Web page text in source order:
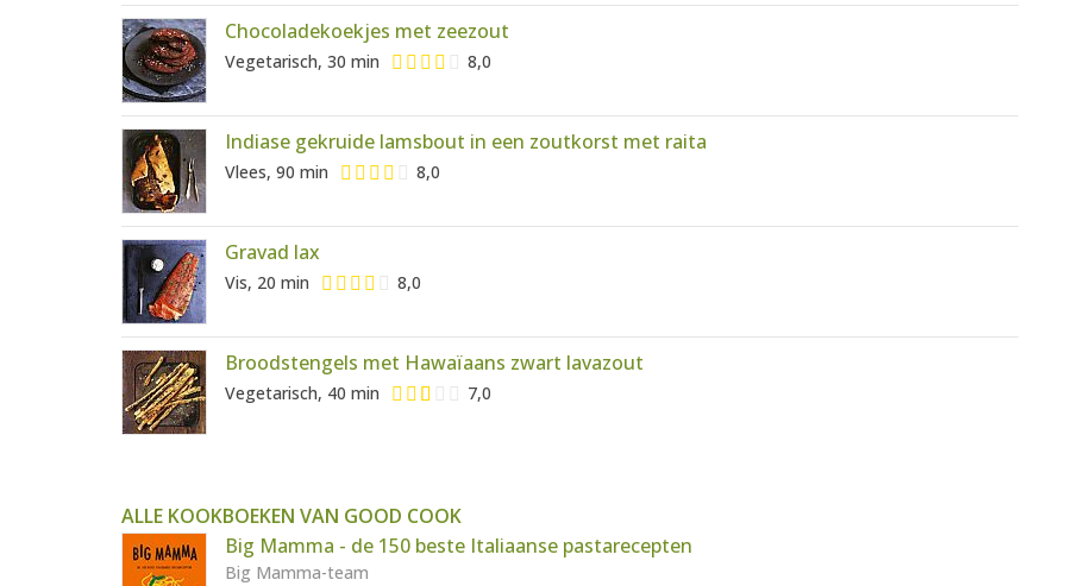
Chocoladekoekjes met zeezout
Vegetarisch, 30 min 8,0
Indiase gekruide lamsbout in een zoutkorst met raita
Vlees, 90 min 8,0
Gravad lax
Vis, 20 min 8,0
Broodstengels met Hawaïaans zwart lavazout
Vegetarisch, 40 min 7,0
ALLE KOOKBOEKEN VAN GOOD COOK
Big Mamma - de 150 beste Italiaanse pastarecepten
Big Mamma-team